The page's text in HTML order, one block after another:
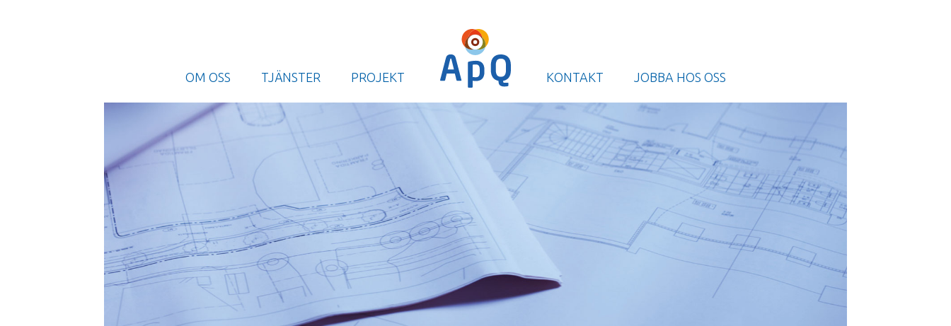
OM OSS TJÄNSTER PROJEKT
Right
main
KONTAKT JOBBA HOS OSS